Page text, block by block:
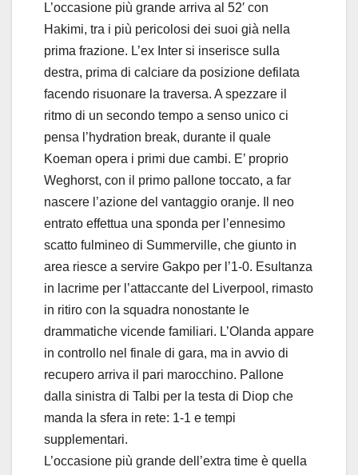
L’occasione più grande arriva al 52′ con
Hakimi, tra i più pericolosi dei suoi già nella
prima frazione. L’ex Inter si inserisce sulla
destra, prima di calciare da posizione defilata
facendo risuonare la traversa. A spezzare il
ritmo di un secondo tempo a senso unico ci
pensa l’hydration break, durante il quale
Koeman opera i primi due cambi. E’ proprio
Weghorst, con il primo pallone toccato, a far
nascere l’azione del vantaggio oranje. Il neo
entrato effettua una sponda per l’ennesimo
scatto fulmineo di Summerville, che giunto in
area riesce a servire Gakpo per l’1-0. Esultanza
in lacrime per l’attaccante del Liverpool, rimasto
in ritiro con la squadra nonostante le
drammatiche vicende familiari. L’Olanda appare
in controllo nel finale di gara, ma in avvio di
recupero arriva il pari marocchino. Pallone
dalla sinistra di Talbi per la testa di Diop che
manda la sfera in rete: 1-1 e tempi
supplementari.
L’occasione più grande dell’extra time è quella